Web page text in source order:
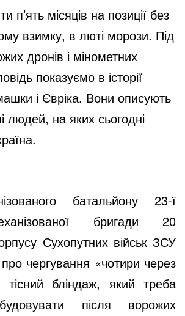
y
V
i
d
o
п’ять місяців на позиції без
взимку, в люті морози. Під
дронів і мінометних
показуємо в історії
і Євріка. Вони описують
людей, на яких сьогодні
батальйону 23-ї
бригади 20
Сухопутних військ ЗСУ
чергування «чотири через
бліндаж, який треба
після ворожих